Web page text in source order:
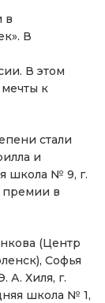
в
В
В этом
к
стали
и
школа № 9, г.
премии в
(Центр
Софья
А. Хиля, г.
школа № 1,